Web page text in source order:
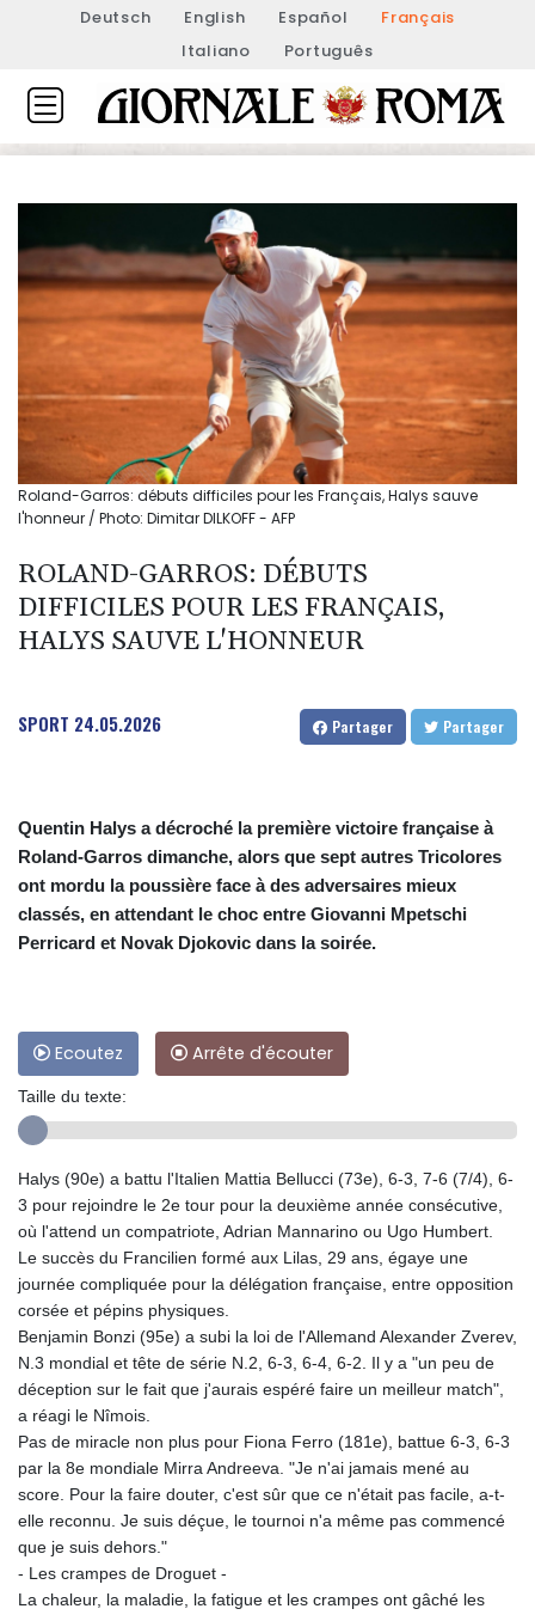
Deutsch English Español
Français
Italiano
Português
Roland-Garros: débuts difficiles pour les Français, Halys sauve
l'honneur / Photo: Dimitar DILKOFF - AFP
ROLAND-GARROS: DÉBUTS
DIFFICILES POUR LES FRANÇAIS,
HALYS SAUVE L'HONNEUR
SPORT 24.05.2026 Partager Partager
Quentin Halys a décroché la première victoire française à
Roland-Garros dimanche, alors que sept autres Tricolores
ont mordu la poussière face à des adversaires mieux
classés, en attendant le choc entre Giovanni Mpetschi
Perricard et Novak Djokovic dans la soirée.
Ecoutez Arrête d'écouter
Taille du texte:
Halys (90e) a battu l'Italien Mattia Bellucci (73e), 6-3, 7-6 (7/4), 6-
3 pour rejoindre le 2e tour pour la deuxième année consécutive,
où l'attend un compatriote, Adrian Mannarino ou Ugo Humbert.
Le succès du Francilien formé aux Lilas, 29 ans, égaye une
journée compliquée pour la délégation française, entre opposition
corsée et pépins physiques.
Benjamin Bonzi (95e) a subi la loi de l'Allemand Alexander Zverev,
N.3 mondial et tête de série N.2, 6-3, 6-4, 6-2. Il y a "un peu de
déception sur le fait que j'aurais espéré faire un meilleur match",
a réagi le Nîmois.
Pas de miracle non plus pour Fiona Ferro (181e), battue 6-3, 6-3
par la 8e mondiale Mirra Andreeva. "Je n'ai jamais mené au
score. Pour la faire douter, c'est sûr que ce n'était pas facile, a-t-
elle reconnu. Je suis déçue, le tournoi n'a même pas commencé
que je suis dehors."
- Les crampes de Droguet -
La chaleur, la maladie, la fatigue et les crampes ont gâché les